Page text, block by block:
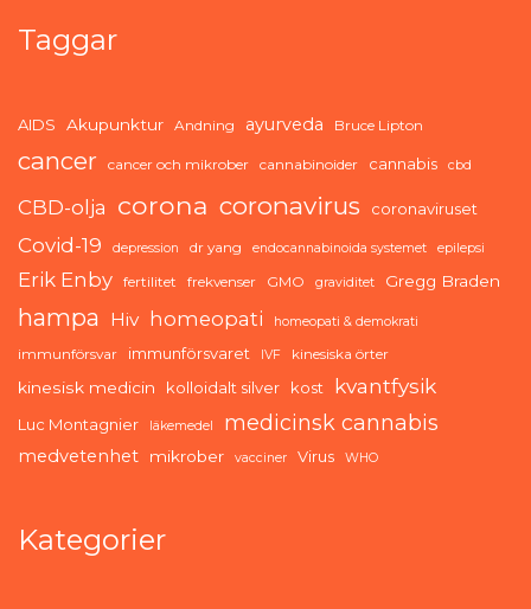
Taggar
AIDS Akupunktur Andning ayurveda Bruce Lipton
cancer cancer och mikrober cannabinoider cannabis cbd
CBD-olja corona coronavirus coronaviruset
Covid-19 depression dr yang endocannabinoida systemet epilepsi
Erik Enby fertilitet frekvenser GMO graviditet Gregg Braden
hampa Hiv homeopati homeopati & demokrati
immunförsvar immunförsvaret IVF kinesiska örter
kinesisk medicin kolloidalt silver kost kvantfysik
Luc Montagnier läkemedel medicinsk cannabis
medvetenhet mikrober vacciner Virus WHO
Kategorier